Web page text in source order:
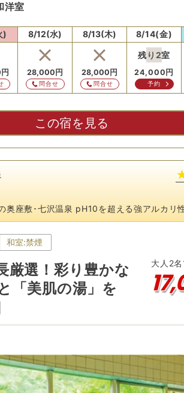
洋室
)
円
8/12(水)
28,000円
問合せ
8/13(木)
28,000円
問合せ
8/14(金)
残り 2室
24,000円
予約
この宿を見る
奥座敷･七沢温泉 pH10を超える強アルカリ
和室:禁煙
厳選！彩り豊かな
「美肌の湯」を
大人 2名